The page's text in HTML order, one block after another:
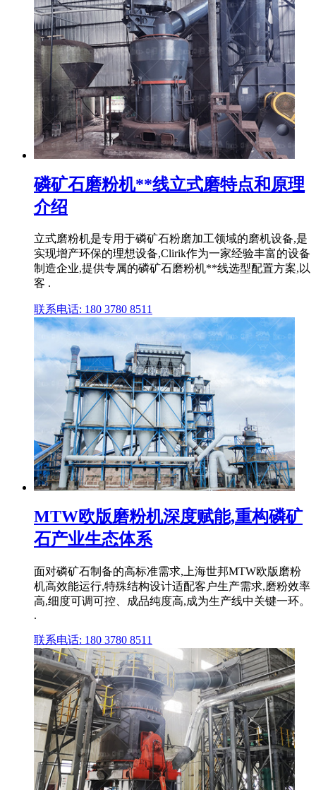
磷矿石磨粉机**线立式磨特点和原理
介绍
立式磨粉机是专用于磷矿石粉磨加工领域的磨机设备,是
实现增产环保的理想设备,Clirik作为一家经验丰富的设备
制造企业,提供专属的磷矿石磨粉机**线选型配置方案,以
客 .
联系电话: 180 3780 8511
MTW欧版磨粉机深度赋能,重构磷矿
石产业生态体系
面对磷矿石制备的高标准需求,上海世邦MTW欧版磨粉
机高效能运行,特殊结构设计适配客户生产需求,磨粉效率
高,细度可调可控、成品纯度高,成为生产线中关键一环。
.
联系电话: 180 3780 8511